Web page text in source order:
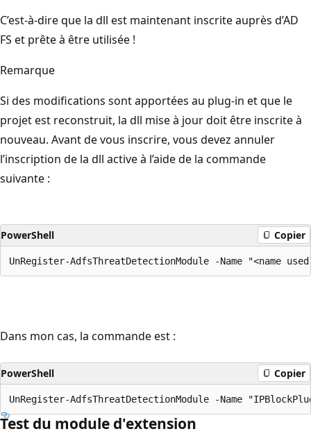
C’est-à-dire que la dll est maintenant inscrite auprès d’AD
FS et prête à être utilisée !
Remarque
Si des modifications sont apportées au plug-in et que le
projet est reconstruit, la dll mise à jour doit être inscrite à
nouveau. Avant de vous inscrire, vous devez annuler
l’inscription de la dll active à l’aide de la commande
suivante :
PowerShell Copier
Dans mon cas, la commande est :
PowerShell Copier
Test du module d'extension